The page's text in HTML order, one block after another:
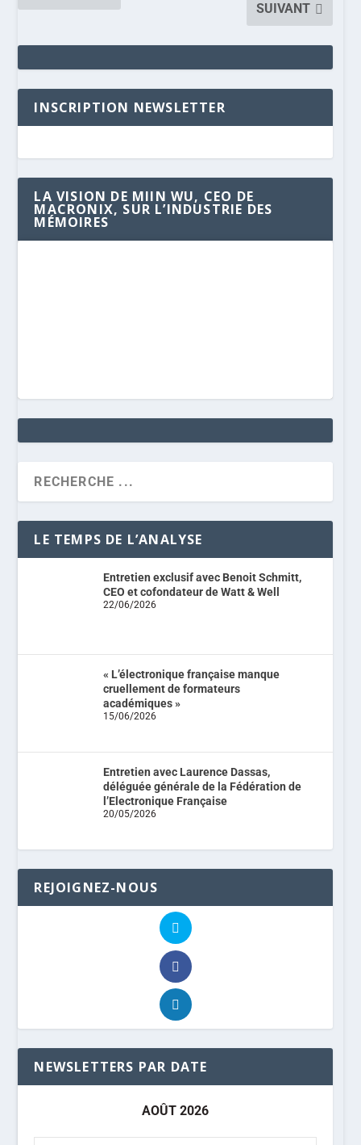
SUIVANT
INSCRIPTION NEWSLETTER
LA VISION DE MIIN WU, CEO DE
MACRONIX, SUR L’INDUSTRIE DES
MÉMOIRES
LE TEMPS DE L’ANALYSE
Entretien exclusif avec Benoit Schmitt,
CEO et cofondateur de Watt & Well
22/06/2026
« L’électronique française manque
cruellement de formateurs
académiques »
15/06/2026
Entretien avec Laurence Dassas,
déléguée générale de la Fédération de
l’Electronique Française
20/05/2026
REJOIGNEZ-NOUS
NEWSLETTERS PAR DATE
AOÛT 2026